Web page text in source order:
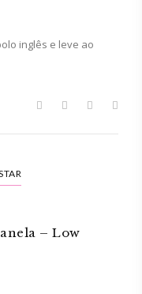
inglês e leve ao
– Low